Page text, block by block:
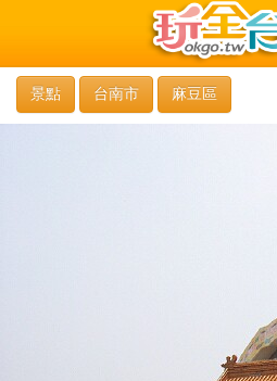
景點 台南市 麻豆區